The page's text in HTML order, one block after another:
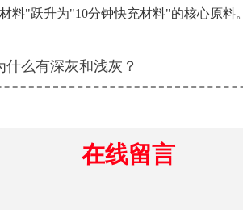
料"跃升为"10分钟快充材料"的核心原料。
么有深灰和浅灰？
在线留言